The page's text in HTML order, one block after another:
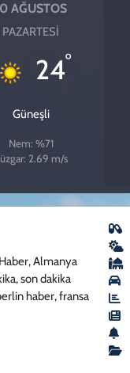
AĞUSTOS
PAZARTESI
24°
Güneşli
Nem: %71
2.69 m/s
Almanya
son dakika
haber, fransa